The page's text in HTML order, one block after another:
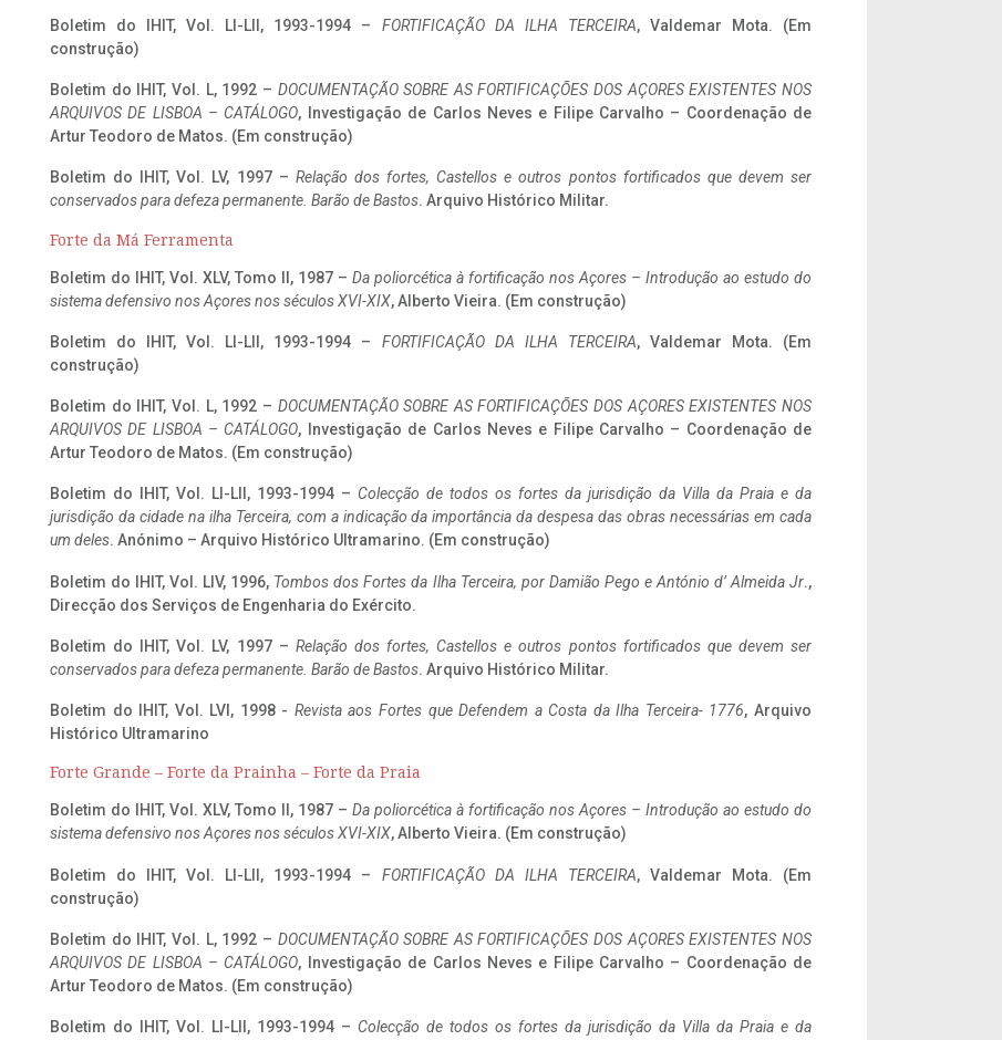
Boletim do IHIT, Vol. LI-LII, 1993-1994 – FORTIFICAÇÃO DA ILHA TERCEIRA, Valdemar Mota. (Em
construção)
Boletim do IHIT, Vol. L, 1992 – DOCUMENTAÇÃO SOBRE AS FORTIFICAÇÕES DOS AÇORES EXISTENTES NOS
ARQUIVOS DE LISBOA – CATÁLOGO, Investigação de Carlos Neves e Filipe Carvalho – Coordenação de
Artur Teodoro de Matos. (Em construção)
Boletim do IHIT, Vol. LV, 1997 – Relação dos fortes, Castellos e outros pontos fortificados que devem ser
conservados para defeza permanente. Barão de Bastos. Arquivo Histórico Militar.
Forte da Má Ferramenta
Boletim do IHIT, Vol. XLV, Tomo II, 1987 – Da poliorcética à fortificação nos Açores – Introdução ao estudo do
sistema defensivo nos Açores nos séculos XVI-XIX, Alberto Vieira. (Em construção)
Boletim do IHIT, Vol. LI-LII, 1993-1994 – FORTIFICAÇÃO DA ILHA TERCEIRA, Valdemar Mota. (Em
construção)
Boletim do IHIT, Vol. L, 1992 – DOCUMENTAÇÃO SOBRE AS FORTIFICAÇÕES DOS AÇORES EXISTENTES NOS
ARQUIVOS DE LISBOA – CATÁLOGO, Investigação de Carlos Neves e Filipe Carvalho – Coordenação de
Artur Teodoro de Matos. (Em construção)
Boletim do IHIT, Vol. LI-LII, 1993-1994 – Colecção de todos os fortes da jurisdição da Villa da Praia e da
jurisdição da cidade na ilha Terceira, com a indicação da importância da despesa das obras necessárias em cada
um deles. Anónimo – Arquivo Histórico Ultramarino. (Em construção)
Boletim do IHIT, Vol. LIV, 1996, Tombos dos Fortes da Ilha Terceira, por Damião Pego e António d’ Almeida Jr.,
Direcção dos Serviços de Engenharia do Exército.
Boletim do IHIT, Vol. LV, 1997 – Relação dos fortes, Castellos e outros pontos fortificados que devem ser
conservados para defeza permanente. Barão de Bastos. Arquivo Histórico Militar.
Boletim do IHIT, Vol. LVI, 1998 - Revista aos Fortes que Defendem a Costa da Ilha Terceira- 1776, Arquivo
Histórico Ultramarino
Forte Grande – Forte da Prainha – Forte da Praia
Boletim do IHIT, Vol. XLV, Tomo II, 1987 – Da poliorcética à fortificação nos Açores – Introdução ao estudo do
sistema defensivo nos Açores nos séculos XVI-XIX, Alberto Vieira. (Em construção)
Boletim do IHIT, Vol. LI-LII, 1993-1994 – FORTIFICAÇÃO DA ILHA TERCEIRA, Valdemar Mota. (Em
construção)
Boletim do IHIT, Vol. L, 1992 – DOCUMENTAÇÃO SOBRE AS FORTIFICAÇÕES DOS AÇORES EXISTENTES NOS
ARQUIVOS DE LISBOA – CATÁLOGO, Investigação de Carlos Neves e Filipe Carvalho – Coordenação de
Artur Teodoro de Matos. (Em construção)
Boletim do IHIT, Vol. LI-LII, 1993-1994 – Colecção de todos os fortes da jurisdição da Villa da Praia e da